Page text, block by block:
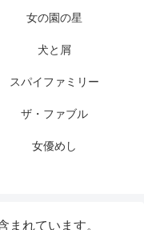
女の園の星
犬と屑
スパイファミリー
ザ・ファブル
女優めし
まれています。